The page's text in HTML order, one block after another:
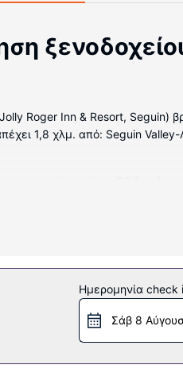
Roger Inn & Resort, Seguin)
1,8 χλμ. από: Seguin
ίντερνετ που προσφέρεται.
ασύρματο ίντερνετ, υπηρεσίες
διεθνής κουζίνα στο Jolly
room service. Σερβίρεται
Ημερομηνία check
Σάβ 8